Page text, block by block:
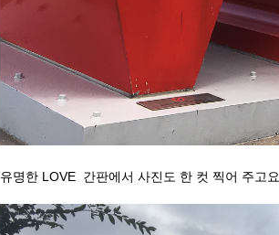
유명한 LOVE 간판에서 사진도 한 컷 찍어 주고요.